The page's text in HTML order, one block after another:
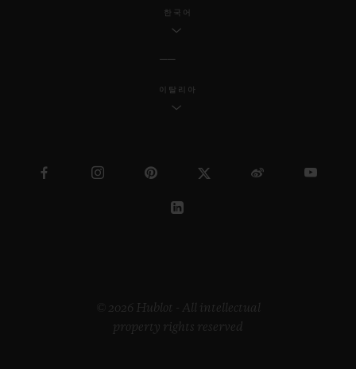
한국어
이탈리아
© 2026 Hublot - All intellectual
property rights reserved